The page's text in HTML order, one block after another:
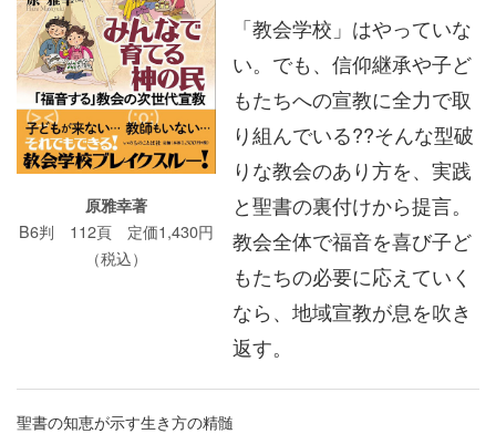
原雅幸著
B6判 112頁 定価1,430円
（税込）
「教会学校」はやっていな
い。でも、信仰継承や子ど
もたちへの宣教に全力で取
り組んでいる??そんな型破
りな教会のあり方を、実践
と聖書の裏付けから提言。
教会全体で福音を喜び子ど
もたちの必要に応えていく
なら、地域宣教が息を吹き
返す。
聖書の知恵が示す生き方の精髄